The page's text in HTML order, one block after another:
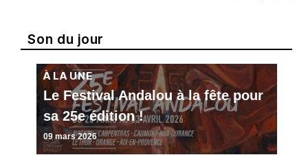
Son du jour
À LA UNE
Le Festival Andalou à la fête pour
sa 25e édition !
09 mars 2026